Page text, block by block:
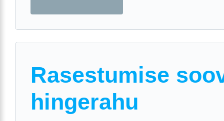
Rasestumise
hingerahu